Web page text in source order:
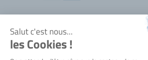
ÖLFLEX® TRUCK 170 TWIN